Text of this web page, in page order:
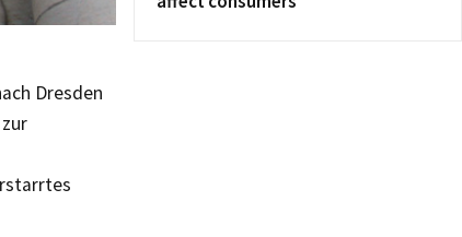
Dresden